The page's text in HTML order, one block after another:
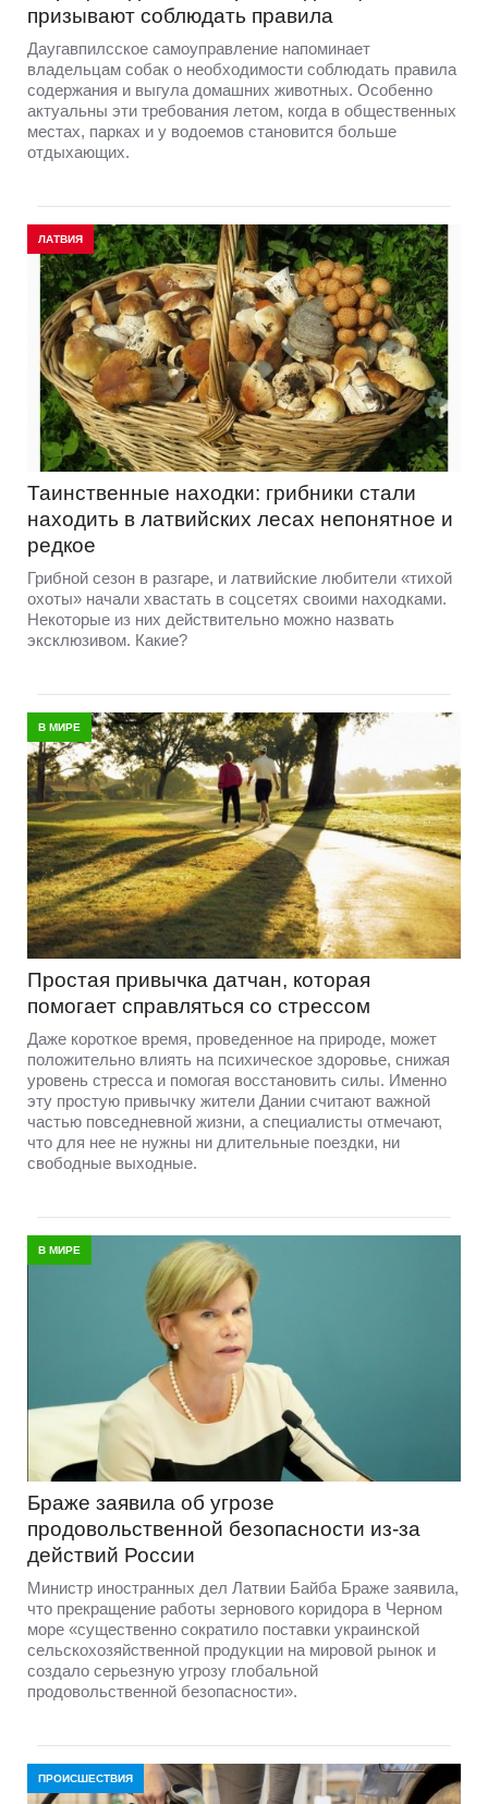
призывают соблюдать правила
Даугавпилсское самоуправление напоминает
владельцам собак о необходимости соблюдать правила
содержания и выгула домашних животных. Особенно
актуальны эти требования летом, когда в общественных
местах, парках и у водоемов становится больше
отдыхающих.
ЛАТВИЯ
Таинственные находки: грибники стали
находить в латвийских лесах непонятное и
редкое
Грибной сезон в разгаре, и латвийские любители «тихой
охоты» начали хвастать в соцсетях своими находками.
Некоторые из них действительно можно назвать
эксклюзивом. Какие?
В МИРЕ
Простая привычка датчан, которая
помогает справляться со стрессом
Даже короткое время, проведенное на природе, может
положительно влиять на психическое здоровье, снижая
уровень стресса и помогая восстановить силы. Именно
эту простую привычку жители Дании считают важной
частью повседневной жизни, а специалисты отмечают,
что для нее не нужны ни длительные поездки, ни
свободные выходные.
В МИРЕ
Браже заявила об угрозе
продовольственной безопасности из-за
действий России
Министр иностранных дел Латвии Байба Браже заявила,
что прекращение работы зернового коридора в Черном
море «существенно сократило поставки украинской
сельскохозяйственной продукции на мировой рынок и
создало серьезную угрозу глобальной
продовольственной безопасности».
ПРОИСШЕСТВИЯ